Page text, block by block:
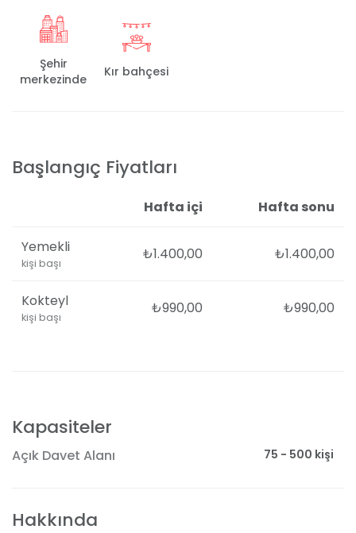
Şehir
merkezinde
Kır bahçesi
Başlangıç Fiyatları
Hafta içi Hafta sonu
Yemekli
kişi başı
₺1.400,00 ₺1.400,00
Kokteyl
kişi başı
₺990,00 ₺990,00
Kapasiteler
Açık Davet Alanı 75 - 500 kişi
Hakkında